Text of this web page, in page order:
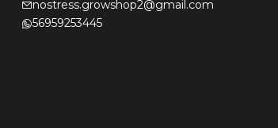
nostress.growshop2@gmail.com
56959253445